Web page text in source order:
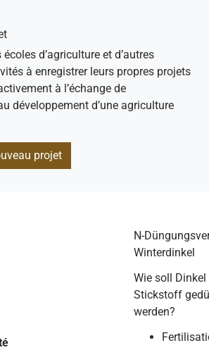
d’agriculture et d’autres
à enregistrer leurs propres projets
à l’échange de
développement d’une agriculture
projet
N-
Winterdinkel
Wie soll
Stickstoff
werden?